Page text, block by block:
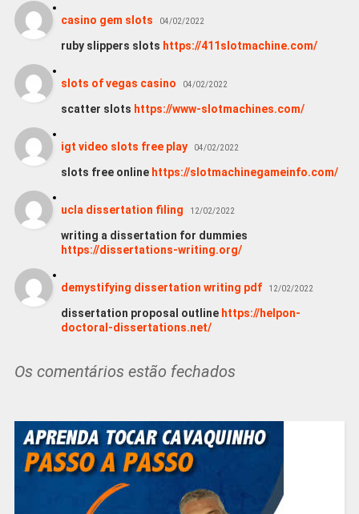
casino gem slots 04/02/2022
ruby slippers slots https://411slotmachine.com/
slots of vegas casino 04/02/2022
scatter slots https://www-slotmachines.com/
igt video slots free play 04/02/2022
slots free online https://slotmachinegameinfo.com/
ucla dissertation filing 12/02/2022
writing a dissertation for dummies
https://dissertations-writing.org/
demystifying dissertation writing pdf 12/02/2022
dissertation proposal outline https://helpon-
doctoral-dissertations.net/
Os comentários estão fechados